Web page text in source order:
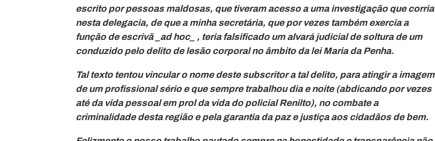
escrito por pessoas maldosas, que tiveram acesso a uma investigação que corria
nesta delegacia, de que a minha secretária, que por vezes também exercia a
função de escrivã _ad hoc_ , teria falsificado um alvará judicial de soltura de um
conduzido pelo delito de lesão corporal no âmbito da lei Maria da Penha.
Tal texto tentou vincular o nome deste subscritor a tal delito, para atingir a imagem
de um profissional sério e que sempre trabalhou dia e noite (abdicando por vezes
até da vida pessoal em prol da vida do policial Renilto), no combate a
criminalidade desta região e pela garantia da paz e justiça aos cidadãos de bem.